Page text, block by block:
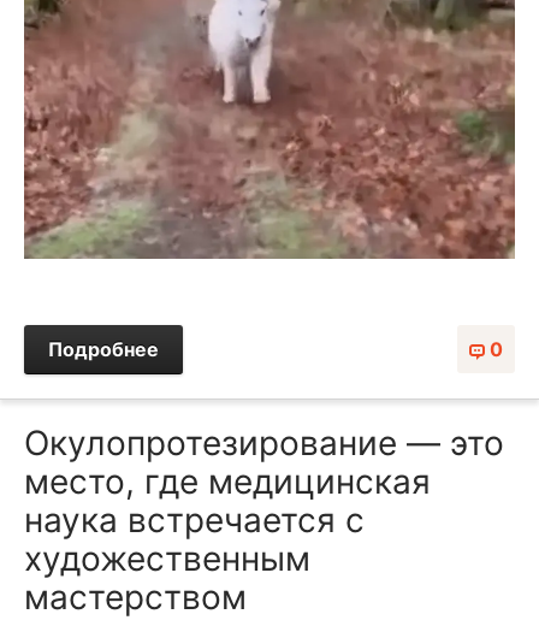
0
Подробнее
Окулопротезирование — это
место, где медицинская
наука встречается с
художественным
мастерством⁠⁠